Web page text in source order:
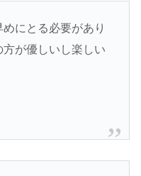
にとる必要があり
が優しいし楽しい